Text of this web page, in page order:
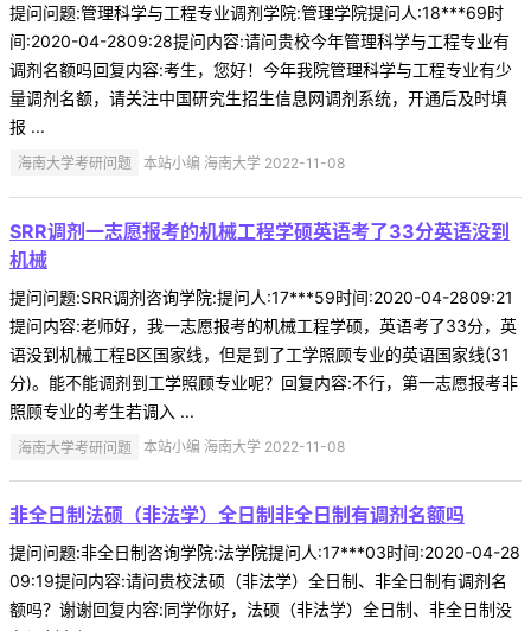
提问问题:管理科学与工程专业调剂学院:管理学院提问人:18***69时
间:2020-04-2809:28提问内容:请问贵校今年管理科学与工程专业有
调剂名额吗回复内容:考生，您好！今年我院管理科学与工程专业有少
量调剂名额，请关注中国研究生招生信息网调剂系统，开通后及时填
报 ...
海南大学考研问题 本站小编 海南大学 2022-11-08
SRR调剂一志愿报考的机械工程学硕英语考了33分英语没到
机械
提问问题:SRR调剂咨询学院:提问人:17***59时间:2020-04-2809:21
提问内容:老师好，我一志愿报考的机械工程学硕，英语考了33分，英
语没到机械工程B区国家线，但是到了工学照顾专业的英语国家线(31
分)。能不能调剂到工学照顾专业呢？回复内容:不行，第一志愿报考非
照顾专业的考生若调入 ...
海南大学考研问题 本站小编 海南大学 2022-11-08
非全日制法硕（非法学）全日制非全日制有调剂名额吗
提问问题:非全日制咨询学院:法学院提问人:17***03时间:2020-04-28
09:19提问内容:请问贵校法硕（非法学）全日制、非全日制有调剂名
额吗？谢谢回复内容:同学你好，法硕（非法学）全日制、非全日制没